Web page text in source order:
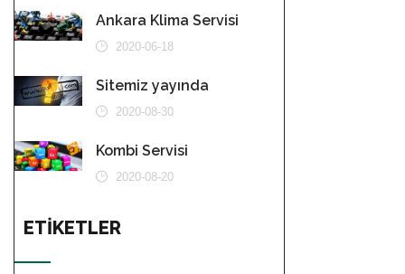
Ankara Klima Servisi
2020-06-18
Sitemiz yayında
2020-08-30
Kombi Servisi
2020-08-20
ETIKETLER